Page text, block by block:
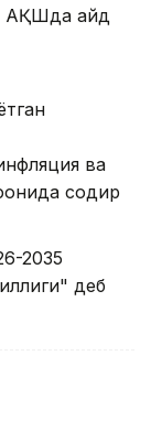
қайд
ва
содир
2035
деб